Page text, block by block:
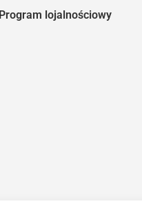
Program lojalnościowy